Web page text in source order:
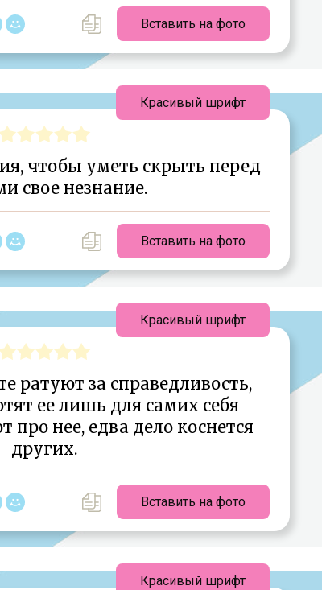
Вставить на фото
чтобы уметь скрыть перед
свое незнание.
Вставить на фото
Красивый шрифт
ратуют за справедливость,
ее лишь для самих себя
про нее, едва дело коснется
других.
Вставить на фото
Красивый шрифт
Красивый шрифт